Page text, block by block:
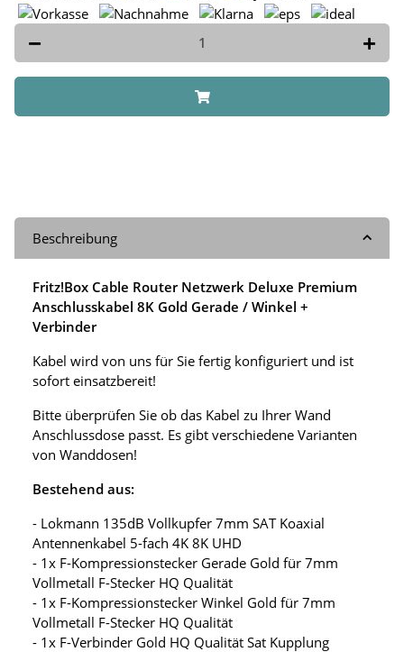
Beschreibung
Fritz!Box Cable Router Netzwerk Deluxe Premium
Anschlusskabel 8K Gold Gerade / Winkel +
Verbinder
Kabel wird von uns für Sie fertig konfiguriert und ist
sofort einsatzbereit!
Bitte überprüfen Sie ob das Kabel zu Ihrer Wand
Anschlussdose passt. Es gibt verschiedene Varianten
von Wanddosen!
Bestehend aus:
- Lokmann 135dB Vollkupfer 7mm SAT Koaxial
Antennenkabel 5-fach 4K 8K UHD
- 1x F-Kompressionstecker Gerade Gold für 7mm
Vollmetall F-Stecker HQ Qualität
- 1x F-Kompressionstecker Winkel Gold für 7mm
Vollmetall F-Stecker HQ Qualität
- 1x F-Verbinder Gold HQ Qualität Sat Kupplung